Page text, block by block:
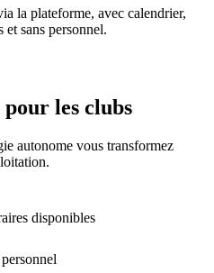
la plateforme, avec calendrier,
sans personnel.
pour les clubs
autonome vous transformez
disponibles